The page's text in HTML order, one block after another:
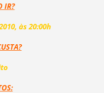
IR?
às 20:00h